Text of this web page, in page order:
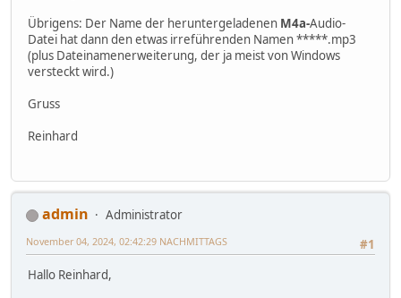
Übrigens: Der Name der heruntergeladenen M4a-Audio-
Datei hat dann den etwas irreführenden Namen *****.mp3
(plus Dateinamenerweiterung, der ja meist von Windows
versteckt wird.)
Gruss
Reinhard
admin
Administrator
#1
November 04, 2024, 02:42:29 NACHMITTAGS
Hallo Reinhard,